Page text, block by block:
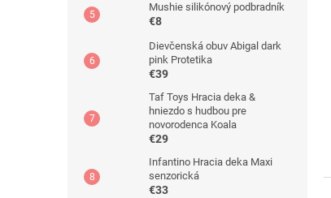
Mushie silikónový podbradník
€8
Dievčenská obuv Abigal dark
pink Protetika
€39
Taf Toys Hracia deka &
hniezdo s hudbou pre
novorodenca Koala
€29
Infantino Hracia deka Maxi
senzorická
€33